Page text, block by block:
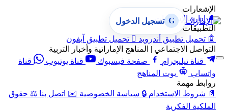
الإشعارات
🔔 إدارة الإشعارات
التطبيقات
🤖 تحميل تطبيق أندرويد  تحميل تطبيق آيفون
التواصل الاجتماعي | المناهج الإماراتية وأخبار التربية
قناة تيليجرام
صفحة فيسبوك قناة يوتيوب
قناة
واتساب
بوت المناهج
روابط مهمة
📄 شروط الاستخدام 🔒 سياسة الخصوصية ✉️ اتصل بنا ⚖️ حقوق
الملكية الفكرية
G تسجيل الدخول